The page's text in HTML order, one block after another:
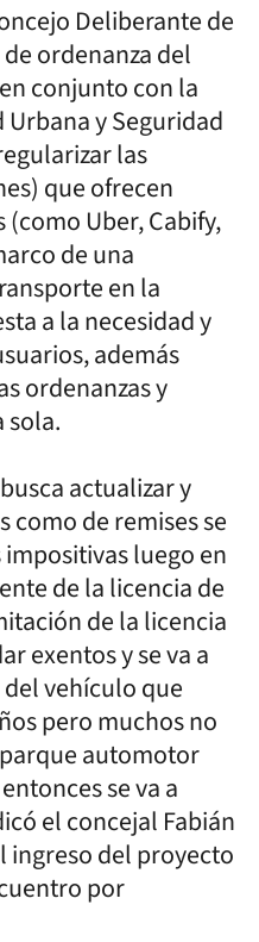
Deliberante de
ordenanza del
conjunto con la
y Seguridad
las
que ofrecen
Uber, Cabify,
de una
en la
a la necesidad y
además
ordenanzas y
sola.
actualizar y
como de remises se
luego en
de la licencia de
de la licencia
exentos y se va a
vehículo que
pero muchos no
automotor
se va a
el concejal Fabián
ingreso del proyecto
por